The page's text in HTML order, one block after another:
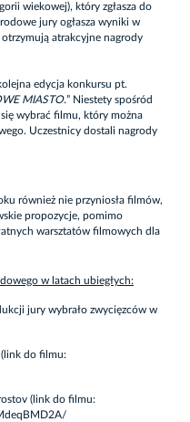
wiekowej), który zgłasza do
jury ogłasza wyniki w
atrakcyjne nagrody
edycja konkursu pt.
MIASTO.” Niestety spośród
wybrać filmu, który można
Uczestnicy dostali nagrody
również nie przyniosła filmów,
propozycje, pomimo
warsztatów filmowych dla
w latach ubiegłych:
jury wybrało zwycięzców w
do filmu:
(link do filmu: